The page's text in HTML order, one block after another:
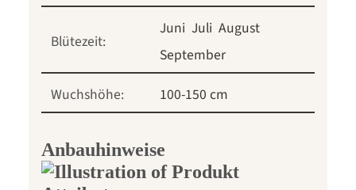
Blütezeit:
Juni Juli August
September
Wuchshöhe:
100-150 cm
Anbauhinweise